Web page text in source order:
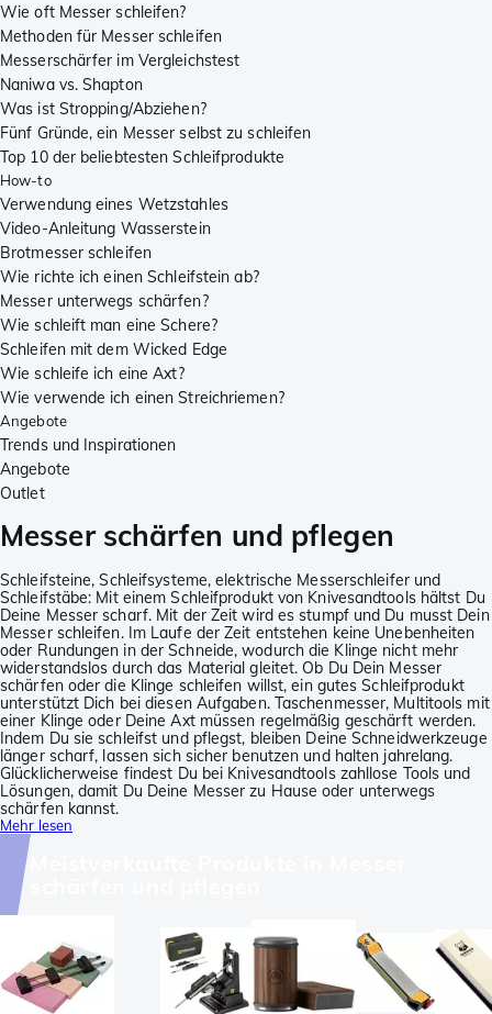
Wie oft Messer schleifen?
Methoden für Messer schleifen
Messerschärfer im Vergleichstest
Naniwa vs. Shapton
Was ist Stropping/Abziehen?
Fünf Gründe, ein Messer selbst zu schleifen
Top 10 der beliebtesten Schleifprodukte
How-to
Verwendung eines Wetzstahles
Video-Anleitung Wasserstein
Brotmesser schleifen
Wie richte ich einen Schleifstein ab?
Messer unterwegs schärfen?
Wie schleift man eine Schere?
Schleifen mit dem Wicked Edge
Wie schleife ich eine Axt?
Wie verwende ich einen Streichriemen?
Angebote
Trends und Inspirationen
Angebote
Outlet
Messer schärfen und pflegen
Schleifsteine, Schleifsysteme, elektrische Messerschleifer und
Schleifstäbe: Mit einem Schleifprodukt von Knivesandtools hältst Du
Deine Messer scharf. Mit der Zeit wird es stumpf und Du musst Dein
Messer schleifen. Im Laufe der Zeit entstehen keine Unebenheiten
oder Rundungen in der Schneide, wodurch die Klinge nicht mehr
widerstandslos durch das Material gleitet. Ob Du Dein Messer
schärfen oder die Klinge schleifen willst, ein gutes Schleifprodukt
unterstützt Dich bei diesen Aufgaben. Taschenmesser, Multitools mit
einer Klinge oder Deine Axt müssen regelmäßig geschärft werden.
Indem Du sie schleifst und pflegst, bleiben Deine Schneidwerkzeuge
länger scharf, lassen sich sicher benutzen und halten jahrelang.
Glücklicherweise findest Du bei Knivesandtools zahllose Tools und
Lösungen, damit Du Deine Messer zu Hause oder unterwegs
schärfen kannst.
Mehr lesen